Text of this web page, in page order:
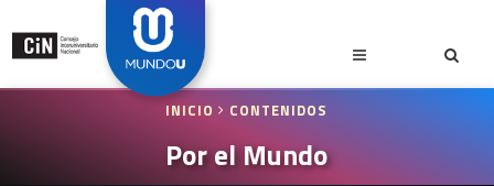
INICIO CONTENIDOS
Por el Mundo